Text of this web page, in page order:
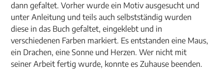
dann gefaltet. Vorher wurde ein Motiv ausgesucht und
unter Anleitung und teils auch selbstständig wurden
diese in das Buch gefaltet, eingeklebt und in
verschiedenen Farben markiert. Es entstanden eine Maus,
ein Drachen, eine Sonne und Herzen. Wer nicht mit
seiner Arbeit fertig wurde, konnte es Zuhause beenden.